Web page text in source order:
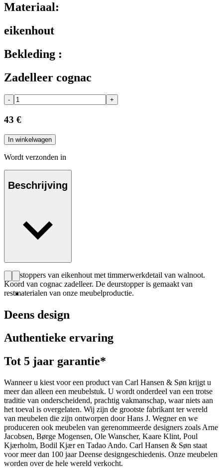
Materiaal:
eikenhout
Bekleding :
Zadelleer cognac
- +
43 €
In winkelwagen
Wordt verzonden in
Beschrijving
Deurstoppers van eikenhout met timmerwerkdetail van walnoot.
Koord van cognac zadelleer. De deurstopper is gemaakt van
restmaterialen van onze meubelproductie.
Deens design
Authentieke ervaring
Tot 5 jaar garantie*
Wanneer u kiest voor een product van Carl Hansen & Søn krijgt u
meer dan alleen een meubelstuk. U wordt onderdeel van een trotse
traditie van onderscheidend, prachtig vakmanschap, waar niets aan
het toeval is overgelaten. Wij zijn de grootste fabrikant ter wereld
van meubelen die zijn ontworpen door Hans J. Wegner en we
produceren ook meubelen van gerenommeerde designers zoals Arne
Jacobsen, Børge Mogensen, Ole Wanscher, Kaare Klint, Poul
Kjærholm, Bodil Kjær en Tadao Ando. Carl Hansen & Søn staat
voor meer dan 100 jaar Deense designgeschiedenis. Onze meubelen
worden over de hele wereld verkocht.